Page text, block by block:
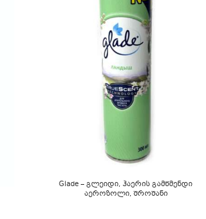
Glade – გლეიდი, ჰაერის გამწმენდი
აეროზოლი, შროშანი